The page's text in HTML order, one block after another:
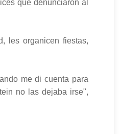
que denunciaron al
les organicen fiestas,
me di cuenta para
no las dejaba irse",